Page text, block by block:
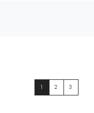
1 2 3